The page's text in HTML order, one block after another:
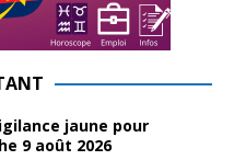
jaune pour
9 août 2026